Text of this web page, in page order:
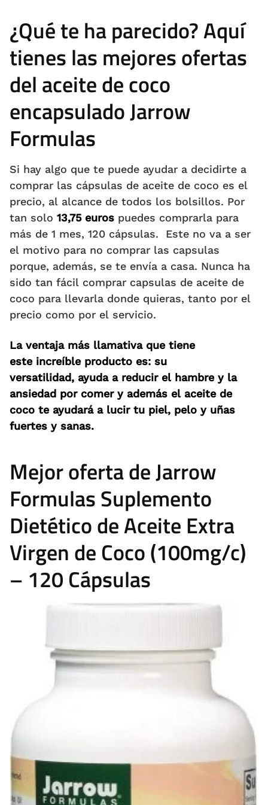
¿Qué te ha parecido? Aquí
tienes las mejores ofertas
del aceite de coco
encapsulado Jarrow
Formulas
Si hay algo que te puede ayudar a decidirte a
comprar las cápsulas de aceite de coco es el
precio, al alcance de todos los bolsillos. Por
tan solo 13,75 euros puedes comprarla para
más de 1 mes, 120 cápsulas. Este no va a ser
el motivo para no comprar las capsulas
porque, además, se te envía a casa. Nunca ha
sido tan fácil comprar capsulas de aceite de
coco para llevarla donde quieras, tanto por el
precio como por el servicio.
La ventaja más llamativa que tiene
este increíble producto es: su
versatilidad, ayuda a reducir el hambre y la
ansiedad por comer y además el aceite de
coco te ayudará a lucir tu piel, pelo y uñas
fuertes y sanas.
Mejor oferta de Jarrow
Formulas Suplemento
Dietético de Aceite Extra
Virgen de Coco (100mg/c)
– 120 Cápsulas